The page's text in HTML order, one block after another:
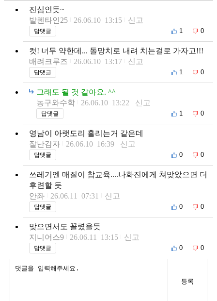
진심인듯~
발렌타인25
26.06.10 13:15 신고
답댓글 1 0
컷! 너무 약한데... 돌망치로 내려 치는걸로 가자고!!!
배려크루즈
26.06.10 13:17 신고
답댓글 1 0
그래도 될 것 같아요. ^^
농구와수학
26.06.10 13:22 신고
답댓글 1 0
영남이 아랫도리 흘리는거 같은데
잘난감자
26.06.10 16:39 신고
답댓글 0 0
쓰레기엔 매질이 참교육....나화진에게 쳐맞았으면 더
후련할 듯
안좌
26.06.11 07:31 신고
답댓글 0 0
맞으면서도 꼴렸을듯
지니어스9
26.06.11 13:15 신고
답댓글 0 0
등록